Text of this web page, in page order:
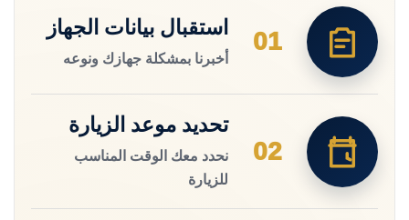
01
استقبال بيانات الجهاز
أخبرنا بمشكلة جهازك ونوعه
02
تحديد موعد الزيارة
نحدد معك الوقت المناسب
للزيارة